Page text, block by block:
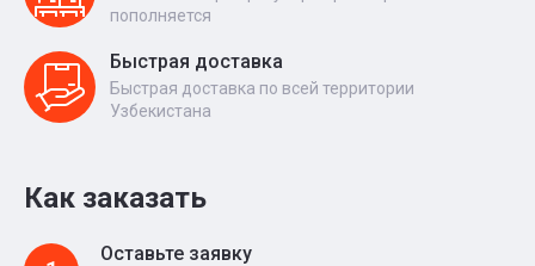
пополняется
Быстрая доставка
Быстрая доставка по всей территории
Узбекистана
Как заказать
Оставьте заявку